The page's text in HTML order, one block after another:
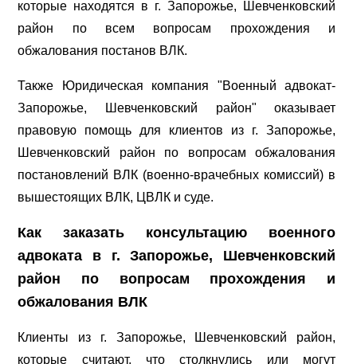
которые находятся в г. Запорожье, Шевченковский
район по всем вопросам прохождения и
обжалования постанов ВЛК.
Также Юридическая компания "Военный адвокат-
Запорожье, Шевченковский район" оказывает
правовую помощь для клиентов из г. Запорожье,
Шевченковский район по вопросам обжалования
постановлений ВЛК (военно-врачебных комиссий) в
вышестоящих ВЛК, ЦВЛК и суде.
Как заказать консультацию военного
адвоката в г. Запорожье, Шевченковский
район по вопросам прохождения и
обжалования ВЛК
Клиенты из г. Запорожье, Шевченковский район,
которые считают, что столкнулись или могут